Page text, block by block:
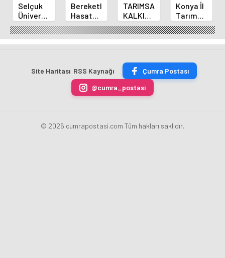
Selçuk
Üniversitesi
Kadim
Buğdaylarla
Geleceğin
Veriyor
Bereketli
Hasat
İçin
Doğanhisar'da
Biçerdöver
TARIMSAL
KALKINMA
İÇİN
ÇİFTÇİYE
808
LİRA
DESTEK
Konya İl
Tarım
ve
Orman
Müdürü
SEÇEN,
Selçuk
Hakkında
Site Haritası RSS Kaynağı
Çumra Postası
@cumra_postasi
© 2026 cumrapostasi.com Tüm hakları saklıdır.